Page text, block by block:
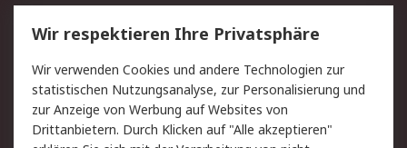
Service
Value Added Services
Lieferlösungen
Rücksendung/Entsorgung Kontakt
Hilfe
Rechtliches
Wir respektieren Ihre Privatsphäre
Wir verwenden Cookies und andere Technologien zur
statistischen Nutzungsanalyse, zur Personalisierung und
zur Anzeige von Werbung auf Websites von
Drittanbietern. Durch Klicken auf "Alle akzeptieren"